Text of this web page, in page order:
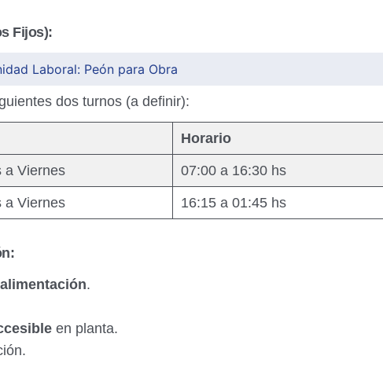
Fijos):
Laboral: Peón para Obra
dos turnos (a definir):
Horario
a Viernes 07:00 a 16:30 hs
a Viernes 16:15 a 01:45 hs
.
en planta.